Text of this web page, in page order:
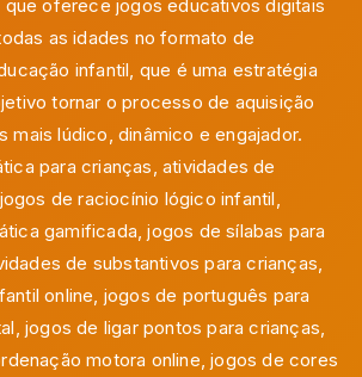
que oferece jogos educativos digitais
as idades no formato de
infantil, que é uma estratégia
tornar o processo de aquisição
mais lúdico, dinâmico e engajador.
para crianças, atividades de
de raciocínio lógico infantil,
gamificada, jogos de sílabas para
de substantivos para crianças,
online, jogos de português para
jogos de ligar pontos para crianças,
motora online, jogos de cores